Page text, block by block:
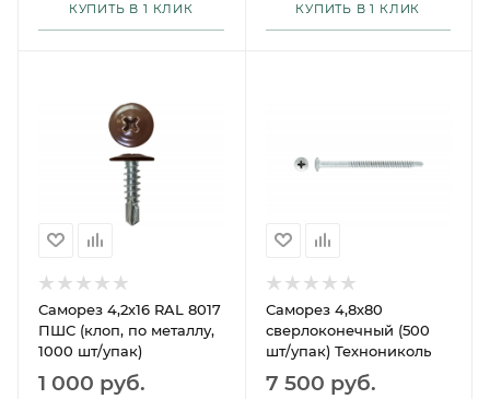
КУПИТЬ В 1 КЛИК КУПИТЬ В 1 КЛИК
Саморез 4,2х16 RAL 8017
ПШС (клоп, по металлу,
1000 шт/упак)
1 000 руб.
Саморез 4,8х80
сверлоконечный (500
шт/упак) Технониколь
7 500 руб.